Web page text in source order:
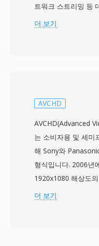
트워크 스트리밍 등
할 수 있는 통신 및
매체를 위해 설계된
프로그램을 단일 스
PSI(Program
프로그램의 구조와
은 사실상 모든 오디
만, 가장 일반적으
HEVC와 AAC, AC-3,
더 보기
AVCHD
AVCHD(Advanced
는 소비자용 및 세미
해 Sony와
형식입니다. 2006년
1920x1080 해상도
와 Dolby Digital 또
더 보기